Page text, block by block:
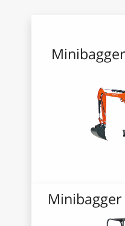
Minibagger